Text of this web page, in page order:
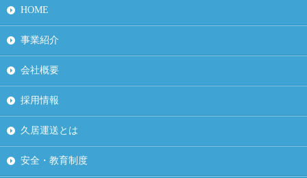
HOME
事業紹介
会社概要
採用情報
久居運送とは
安全・教育制度